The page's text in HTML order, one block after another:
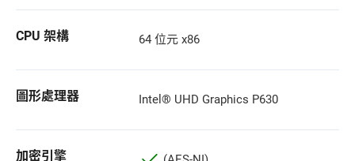
CPU 架構 64 位元 x86
圖形處理器 Intel® UHD Graphics P630
加密引擎